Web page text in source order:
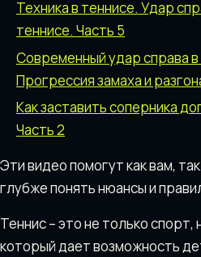
Техника в теннисе. Удар
теннисе. Часть 5
Современный удар справа в
Прогрессия замаха и
Как заставить соперника
Часть 2
Эти видео помогут как вам,
глубже понять нюансы и
Теннис – это не только спорт,
который дает возможность